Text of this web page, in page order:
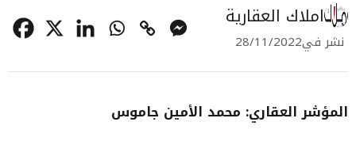
املاك العقارية
نشر في28/11/2022
المؤشر العقاري: محمد الأمين جاموس